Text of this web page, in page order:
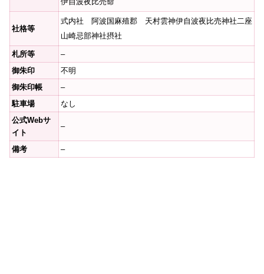
社格等
式内社 阿波国麻殖郡 天村雲神伊自波夜比売神社二座
山崎忌部神社摂社
札所等
–
御朱印
不明
御朱印帳
–
駐車場
なし
公式Webサ
イト
–
備考 –